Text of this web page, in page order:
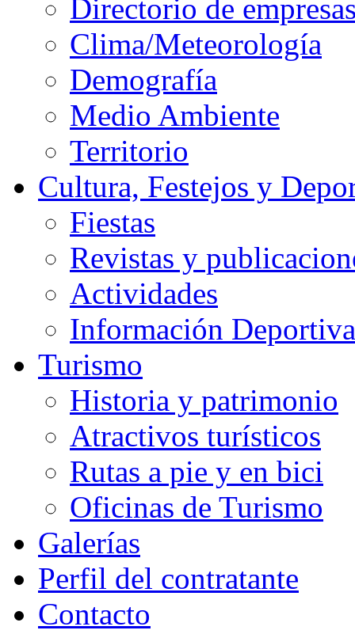
Directorio de
Clima/Meteorología
Demografía
Medio Ambiente
Territorio
Cultura, Festejos y
Fiestas
Revistas y
Actividades
Información Deportiva
Turismo
Historia y patrimonio
Atractivos turísticos
Rutas a pie y en bici
Oficinas de Turismo
Galerías
Perfil del contratante
Contacto